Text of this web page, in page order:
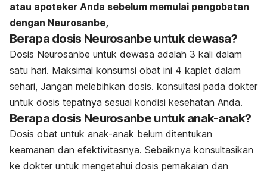
atau apoteker Anda sebelum memulai pengobatan
dengan Neurosanbe,
Berapa dosis Neurosanbe untuk dewasa?
Dosis Neurosanbe untuk dewasa adalah 3 kali dalam
satu hari. Maksimal konsumsi obat ini 4 kaplet dalam
sehari, Jangan melebihkan dosis. konsultasi pada dokter
untuk dosis tepatnya sesuai kondisi kesehatan Anda.
Berapa dosis Neurosanbe untuk anak-anak?
Dosis obat untuk anak-anak belum ditentukan
keamanan dan efektivitasnya. Sebaiknya konsultasikan
ke dokter untuk mengetahui dosis pemakaian dan